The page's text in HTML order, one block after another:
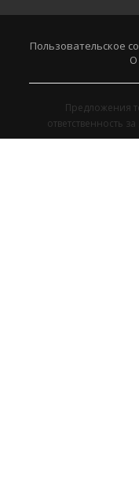
Пользовательское
О
Предложения
ответственность